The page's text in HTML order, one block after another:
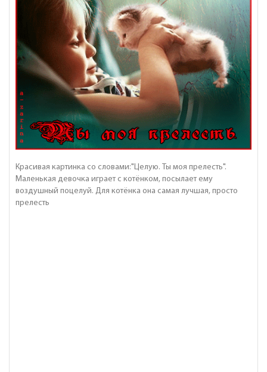
Красивая картинка со словами:"Целую. Ты моя прелесть".
Маленькая девочка играет с котёнком, посылает ему
воздушный поцелуй. Для котёнка она самая лучшая, просто
прелесть